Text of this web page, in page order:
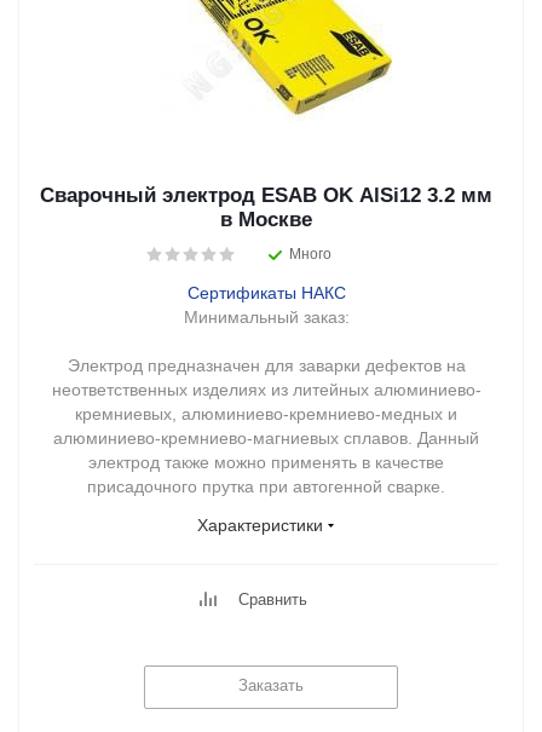
Сварочный электрод ESAB OK AlSi12 3.2 мм
в Москве
Много
Сертификаты НАКС
Минимальный заказ:
Электрод предназначен для заварки дефектов на
неответственных изделиях из литейных алюминиево-
кремниевых, алюминиево-кремниево-медных и
алюминиево-кремниево-магниевых сплавов. Данный
электрод также можно применять в качестве
присадочного прутка при автогенной сварке.
Характеристики
Сравнить
Заказать